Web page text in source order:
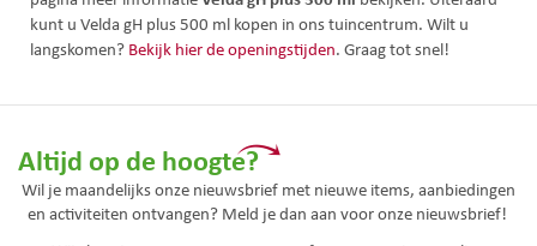
kunt u Velda gH plus 500 ml kopen in ons tuincentrum. Wilt u
langskomen? Bekijk hier de openingstijden. Graag tot snel!
Altijd op de hoogte?
Wil je maandelijks onze nieuwsbrief met nieuwe items, aanbiedingen
en activiteiten ontvangen? Meld je dan aan voor onze nieuwsbrief!